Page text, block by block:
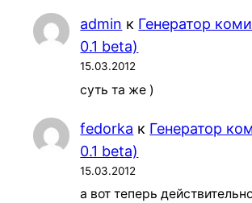
admin к Генератор
0.1 beta)
15.03.2012
суть та же )
fedorka к Генератор
0.1 beta)
15.03.2012
а вот теперь